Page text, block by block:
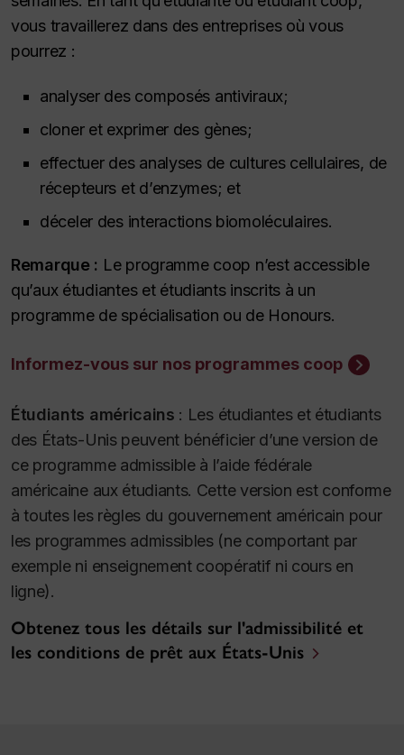
vous travaillerez dans des entreprises où vous
pourrez :
analyser des composés antiviraux;
cloner et exprimer des gènes;
effectuer des analyses de cultures cellulaires, de
récepteurs et d’enzymes; et
déceler des interactions biomoléculaires.
Remarque : Le programme coop n’est accessible
qu’aux étudiantes et étudiants inscrits à un
programme de spécialisation ou de Honours.
Informez-vous sur nos programmes coop
Étudiants américains : Les étudiantes et étudiants
des États-Unis peuvent bénéficier d’une version de
ce programme admissible à l’aide fédérale
américaine aux étudiants. Cette version est conforme
à toutes les règles du gouvernement américain pour
les programmes admissibles (ne comportant par
exemple ni enseignement coopératif ni cours en
ligne).
Obtenez tous les détails sur l'admissibilité et
les conditions de prêt aux États-Unis